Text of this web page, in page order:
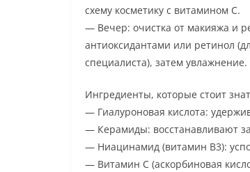
схему косметику с витамином C.
— Вечер: очистка от макияжа и
антиоксидантами или ретинол
специалиста), затем увлажнение.
Ингредиенты, которые стоит
— Гиалуроновая кислота:
— Керамиды: восстанавливают
— Ниацинамид (витамин B3):
— Витамин C (аскорбиновая